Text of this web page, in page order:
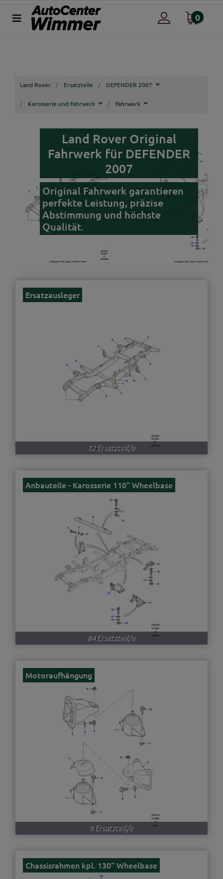
0
Land Rover Ersatzteile DEFENDER 2007
Karosserie und Fahrwerk Fahrwerk
Land Rover Original
Fahrwerk für DEFENDER
2007
Original Fahrwerk garantieren
perfekte Leistung, präzise
Abstimmung und höchste
Qualität.
Ersatzausleger
12 Ersatzteil/e
Anbauteile - Karosserie 110" Wheelbase
84 Ersatzteil/e
Motoraufhängung
9 Ersatzteil/e
Chassisrahmen kpl. 130" Wheelbase